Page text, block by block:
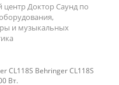
центр Доктор Саунд по
и музыкальных
CL118S Behringer CL118S
Вт.